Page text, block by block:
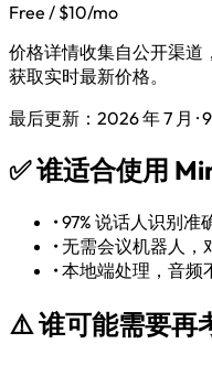
Free / $10/mo
价格详情收集自公开渠道
获取实时最新价格。
最后更新：2026 年 7 月 ·
✅谁适合使用
•97% 说话人识别准
•无需会议机器人，
•本地端处理，音频
⚠️谁可能需要再